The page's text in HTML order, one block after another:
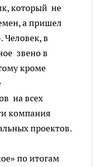
который не
а пришел
Человек, в
звено в
кроме
на всех
компания
проектов.
по итогам